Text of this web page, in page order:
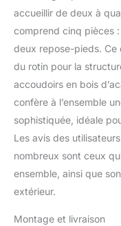
accueillir de deux à
comprend cinq pièces
deux repose-pieds. Ce
du rotin pour la
accoudoirs en bois
confère à l’ensemble
sophistiquée, idéale
Les avis des
nombreux sont ceux
ensemble, ainsi que
extérieur.
Montage et livraison